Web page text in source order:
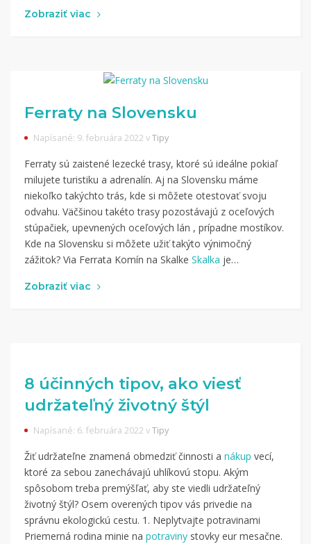
Zobraziť viac
Ferraty na Slovensku
Napísané: 9. februára 2022 vTipy
Ferraty sú zaistené lezecké trasy, ktoré sú ideálne pokiaľ
milujete turistiku a adrenalín. Aj na Slovensku máme
niekoľko takýchto trás, kde si môžete otestovať svoju
odvahu. Väčšinou takéto trasy pozostávajú z oceľových
stúpačiek, upevnených oceľových lán , prípadne mostíkov.
Kde na Slovensku si môžete užiť takýto výnimočný
zážitok? Via Ferrata Komín na Skalke Skalka je…
Zobraziť viac
8 účinných tipov, ako viesť
udržateľný životný štýl
Napísané: 6. februára 2022 vTipy
Žiť udržateľne znamená obmedziť činnosti a nákup vecí,
ktoré za sebou zanechávajú uhlíkovú stopu. Akým
spôsobom treba premýšľať, aby ste viedli udržateľný
životný štýl? Osem overených tipov vás privedie na
správnu ekologickú cestu. 1. Neplytvajte potravinami
Priemerná rodina minie na potraviny stovky eur mesačne.